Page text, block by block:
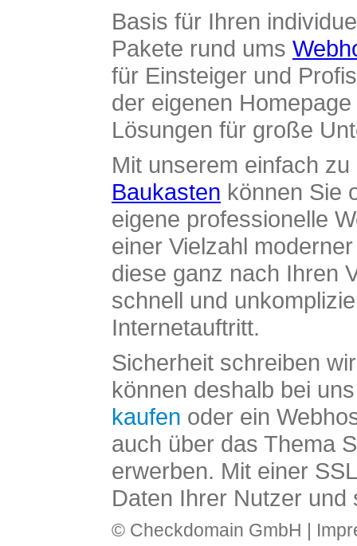
Basis für Ihren
Pakete rund ums
für Einsteiger und
der eigenen
Lösungen für große
Mit unserem einfach
Baukasten können Sie
eigene professionelle
einer Vielzahl
diese ganz nach Ihren
schnell und
Internetauftritt.
Sicherheit schreiben
können deshalb bei
kaufen oder ein
auch über das Thema
erwerben. Mit einer
Daten Ihrer Nutzer und
© Checkdomain GmbH |